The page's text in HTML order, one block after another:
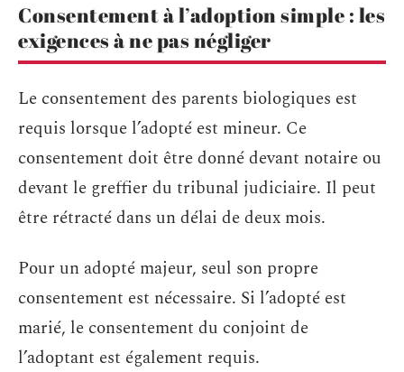
Consentement à l’adoption simple : les
exigences à ne pas négliger
Le consentement des parents biologiques est
requis lorsque l’adopté est mineur. Ce
consentement doit être donné devant notaire ou
devant le greffier du tribunal judiciaire. Il peut
être rétracté dans un délai de deux mois.
Pour un adopté majeur, seul son propre
consentement est nécessaire. Si l’adopté est
marié, le consentement du conjoint de
l’adoptant est également requis.